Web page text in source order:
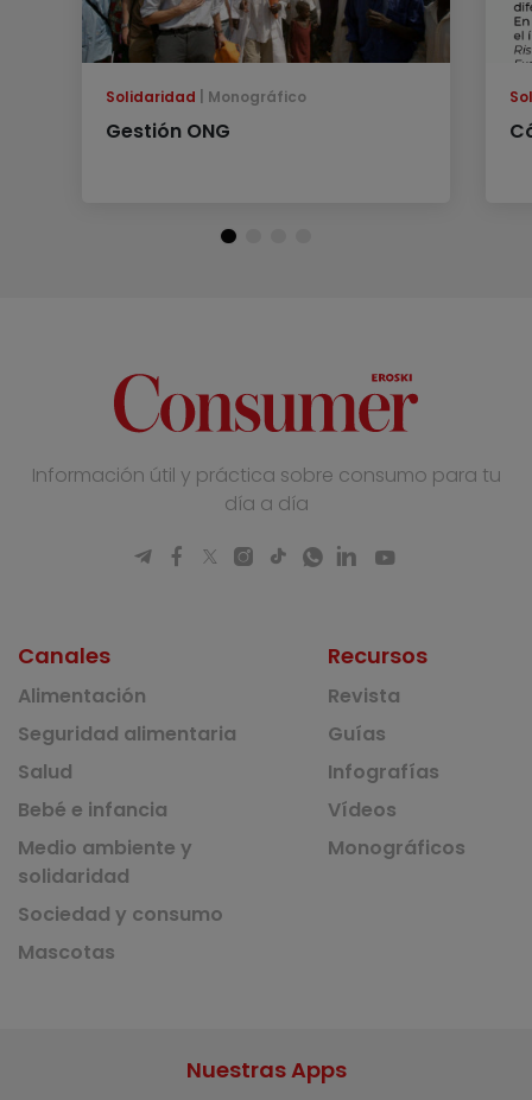
Solidaridad Monográfico
Gestión ONG
Información útil y práctica sobre consumo para tu
día a día
Canales
Alimentación
Seguridad alimentaria
Salud
Bebé e infancia
Medio ambiente y
solidaridad
Sociedad y consumo
Mascotas
Recursos
Revista
Guías
Infografías
Vídeos
Monográficos
Nuestras Apps